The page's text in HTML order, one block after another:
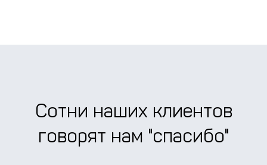
Сотни наших клиентов
говорят нам "спасибо"